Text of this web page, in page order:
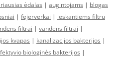
ėdalas | augintojams | blogas
| fejerverkai | ieskantiems filtru
filtrai | vandens filtrai |
kvapas | kanalizacijos bakterijos |
biologinės bakterijos |